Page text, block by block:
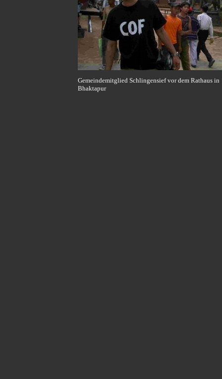
Gemeindemitglied Schlingensief vor dem Rathaus in
Bhaktapur